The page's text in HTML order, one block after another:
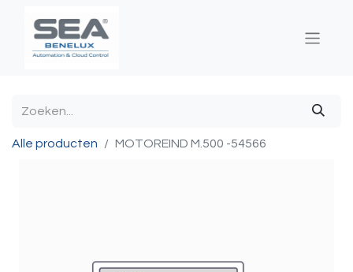
Alle producten MOTOREIND M.500 -54566